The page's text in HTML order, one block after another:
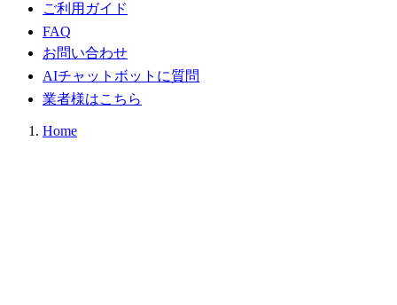
ご利用ガイド
FAQ
お問い合わせ
AIチャットボットに質問
業者様はこちら
Home